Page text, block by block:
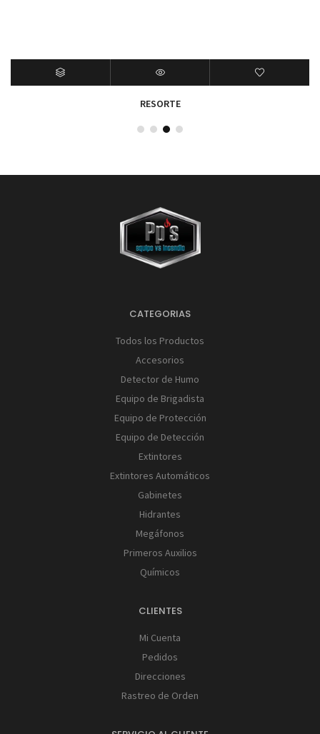
RESORTE
CATEGORIAS
Todos los Productos
Accesorios
Detector de Humo
Equipo de Brigadista
Equipo de Protección
Equipo de Detección
Extintores
Extintores Automáticos
Gabinetes
Hidrantes
Megáfonos
Primeros Auxilios
Químicos
CLIENTES
Mi Cuenta
Pedidos
Direcciones
Rastreo de Orden